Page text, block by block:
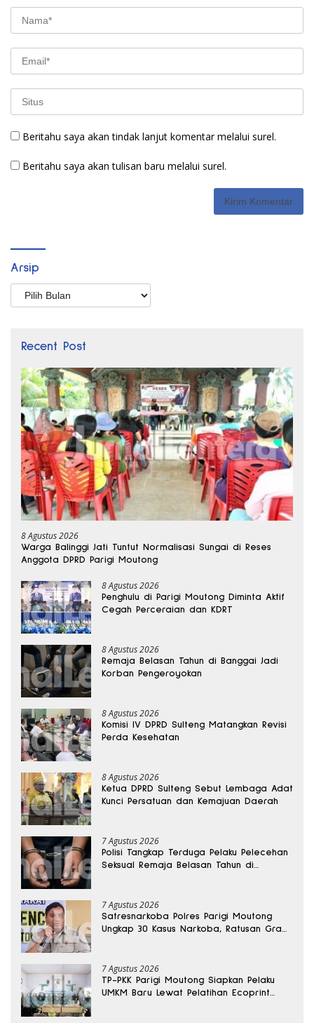
Beritahu saya akan tindak lanjut komentar melalui surel.
Beritahu saya akan tulisan baru melalui surel.
Arsip
Arsip
Recent Post
8 Agustus 2026
Warga Balinggi Jati Tuntut Normalisasi Sungai di Reses
Anggota DPRD Parigi Moutong
8 Agustus 2026
Penghulu di Parigi Moutong Diminta Aktif
Cegah Perceraian dan KDRT
8 Agustus 2026
Remaja Belasan Tahun di Banggai Jadi
Korban Pengeroyokan
8 Agustus 2026
Komisi IV DPRD Sulteng Matangkan Revisi
Perda Kesehatan
8 Agustus 2026
Ketua DPRD Sulteng Sebut Lembaga Adat
Kunci Persatuan dan Kemajuan Daerah
7 Agustus 2026
Polisi Tangkap Terduga Pelaku Pelecehan
Seksual Remaja Belasan Tahun di
7 Agustus 2026
Satresnarkoba Polres Parigi Moutong
Ungkap 30 Kasus Narkoba, Ratusan Gram
7 Agustus 2026
TP-PKK Parigi Moutong Siapkan Pelaku
UMKM Baru Lewat Pelatihan Ecoprint